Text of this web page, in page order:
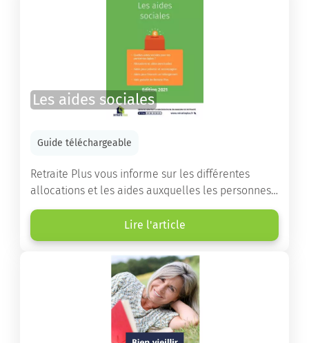
Les aides sociales
Guide téléchargeable
Retraite Plus vous informe sur les différentes
allocations et les aides auxquelles les personnes
âgées ont droit pour financer un séjour en maison
de retraite ou un maintien à domicile.
Lire l'article